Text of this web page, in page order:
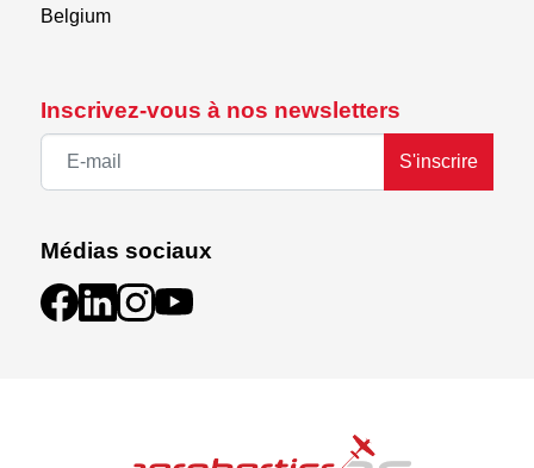
Inscrivez-vous à nos newsletters
S'inscrire
Médias sociaux
Belgium